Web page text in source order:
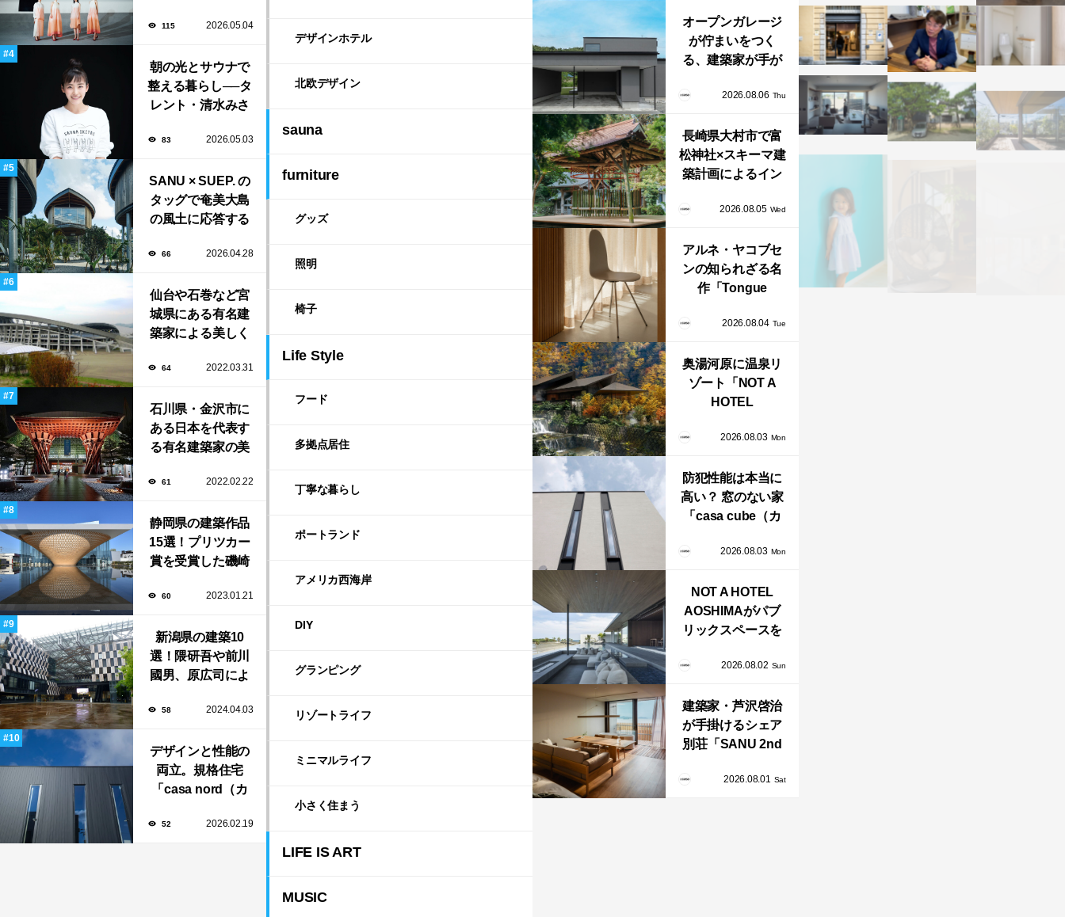
表参道にて開催！
115 2026.05.04
朝の光とサウナで
整える暮らし──タ
レント・清水みさ
持ちいい暮らし”
83 2026.05.03
SANU × SUEP. の
タッグで奄美大島
の風土に応答する
成！
66 2026.04.28
仙台や石巻など宮
城県にある有名建
築家による美しく
品13選
64 2022.03.31
石川県・金沢市に
ある日本を代表す
る有名建築家の美
61 2022.02.22
静岡県の建築作品
15選！プリツカー
賞を受賞した磯崎
建築家が手掛けた
数！
60 2023.01.21
新潟県の建築10
選！隈研吾や前川
國男、原広司によ
染む至極の建築揃
58 2024.04.03
デザインと性能の
両立。規格住宅
「casa nord（カ
のスリット窓に隠
52 2026.02.19
デザインホテル
北欧デザイン
sauna
furniture
グッズ
照明
椅子
Life Style
フード
多拠点居住
丁寧な暮らし
ポートランド
アメリカ西海岸
DIY
グランピング
リゾートライフ
ミニマルライフ
小さく住まう
LIFE IS ART
MUSIC
ルな部屋づくり。
オープンガレージ
が佇まいをつく
る、建築家が手が
まい「ふわりと浮
い」
2026.08.06 Thu
長崎県大村市で富
松神社×スキーマ建
築計画によるイン
「循環する竹風
2026.08.05 Wed
アルネ・ヤコブセ
ンの知られざる名
作「Tongue
FRITZ HANSENか
本で発売開始！
2026.08.04 Tue
奥湯河原に温泉リ
ゾート「NOT A
HOTEL
誕生！販売を日
始！
2026.08.03 Mon
防犯性能は本当に
高い？ 窓のない家
「casa cube（カ
ブ）」が叶えるプ
感の正体
2026.08.03 Mon
NOT A HOTEL
AOSHIMAがパブ
リックスペースを
「CHILL2.0」
業！
2026.08.02 Sun
建築家・芦沢啓治
が手掛けるシェア
別荘「SANU 2nd
Owners」、新拠点
2026.08.01 Sat